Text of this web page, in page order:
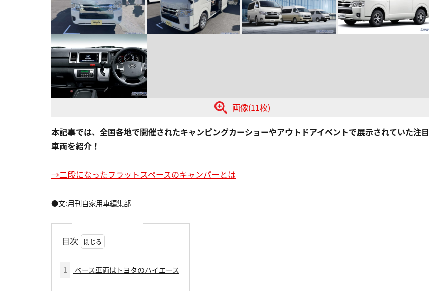
画像(11枚)
本記事では、全国各地で開催されたキャンピングカーショーやアウトドアイベントで展示されていた注目
車両を紹介！
→二段になったフラットスペースのキャンパーとは
●文:月刊自家用車編集部
目次
1 ベース車両はトヨタのハイエース